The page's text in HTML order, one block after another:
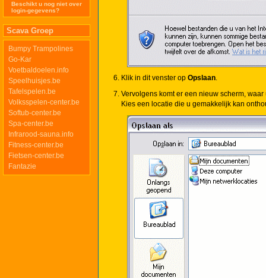
Beschikt u nog niet over
login-gegevens?
Scava Groep
Bumpy Trampolines
Go-Kar
Voetbaldoelen.info
Speelhuisjes.be
Tafelspelen.be
Volksspelen-center.be
Softub-center.be
Spa-center.be
Infrarood-sauna.info
Fitness-center.be
Fietsen-center.be
Fantazie
Klik in dit venster op Opslaan.
Vervolgens komt er een nieuw scherm,
Kies een locatie die u gemakkelijk kan